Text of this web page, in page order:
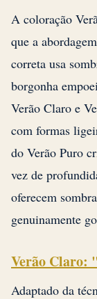
A coloração
que a
correta usa
borgonha
Verão Claro e
com formas
do Verão Puro
vez de
oferecem
genuinamente
Verão Claro:
Adaptado da